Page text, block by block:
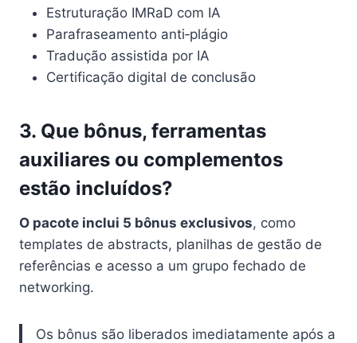
Estruturação IMRaD com IA
Parafraseamento anti‑plágio
Tradução assistida por IA
Certificação digital de conclusão
3. Que bônus, ferramentas
auxiliares ou complementos
estão incluídos?
O pacote inclui 5 bônus exclusivos, como
templates de abstracts, planilhas de gestão de
referências e acesso a um grupo fechado de
networking.
Os bônus são liberados imediatamente após a